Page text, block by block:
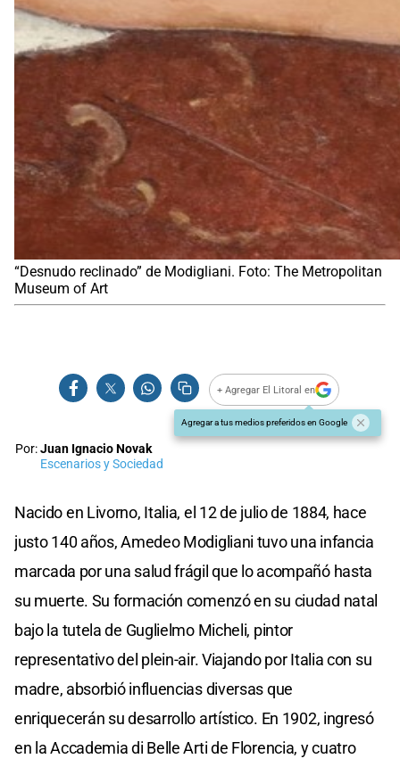
“Desnudo reclinado” de Modigliani. Foto: The Metropolitan
Museum of Art
+ Agregar El Litoral en
Agregar a tus medios preferidos en Google
Por:Juan Ignacio Novak
Escenarios y Sociedad
Nacido en Livorno, Italia, el 12 de julio de 1884, hace
justo 140 años, Amedeo Modigliani tuvo una infancia
marcada por una salud frágil que lo acompañó hasta
su muerte. Su formación comenzó en su ciudad natal
bajo la tutela de Guglielmo Micheli, pintor
representativo del plein-air. Viajando por Italia con su
madre, absorbió influencias diversas que
enriquecerán su desarrollo artístico. En 1902, ingresó
en la Accademia di Belle Arti de Florencia, y cuatro